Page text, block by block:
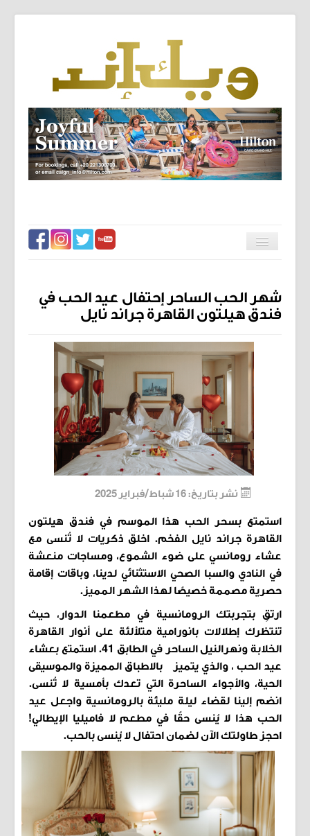
تبديل
المتصفح
فنون
فاميليا
تابوو
نيوز
ترافل
فلاش باك
ستايل
بالهنا
علي لساني
المزيد
من نحن
راسلونا
شهر الحب الساحر إحتفال عيد الحب في
فندق هيلتون القاهرة جراند نايل
نشر بتاريخ: 16 شباط/فبراير 2025
استمتع بسحر الحب هذا الموسم في فندق هيلتون
القاهرة جراند نايل الفخم. اخلق ذكريات لا تُنسى مع
عشاء رومانسي على ضوء الشموع، ومساجات منعشة
في النادي والسبا الصحي الاستثنائي لدينا، وباقات إقامة
حصرية مصممة خصيصًا لهذا الشهر المميز.
ارتقِ بتجربتك الرومانسية في مطعمنا الدوار، حيث
تنتظرك إطلالات بانورامية متلألئة على أنوار القاهرة
الخلابة ونهرالنيل الساحر في الطابق 41. استمتع بعشاء
عيد الحب ، والذي يتميز بالاطباق المميزة والموسيقى
الحية، والأجواء الساحرة التي تعدك بأمسية لا تُنسى.
انضم إلينا لقضاء ليلة مليئة بالرومانسية واجعل عيد
الحب هذا لا يُنسى حقًا في مطعم لا فاميليا الإيطالي!
احجز طاولتك الآن لضمان احتفال لا يُنسى بالحب.